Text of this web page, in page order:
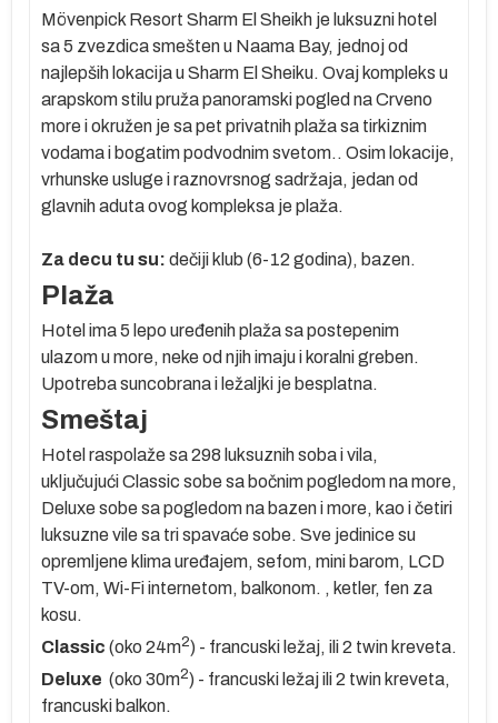
Mövenpick Resort Sharm El Sheikh je luksuzni hotel
sa 5 zvezdica smešten u Naama Bay, jednoj od
najlepših lokacija u Sharm El Sheiku. Ovaj kompleks u
arapskom stilu pruža panoramski pogled na Crveno
more i okružen je sa pet privatnih plaža sa tirkiznim
vodama i bogatim podvodnim svetom. . Osim lokacije,
vrhunske usluge i raznovrsnog sadržaja, jedan od
glavnih aduta ovog kompleksa je plaža.
Za decu tu su: dečiji klub (6-12 godina), bazen.
Plaža
Hotel ima 5 lepo uređenih plaža sa postepenim
ulazom u more, neke od njih imaju i koralni greben.
Upotreba suncobrana i ležaljki je besplatna.
Smeštaj
Hotel raspolaže sa 298 luksuznih soba i vila,
uključujući Classic sobe sa bočnim pogledom na more,
Deluxe sobe sa pogledom na bazen i more, kao i četiri
luksuzne vile sa tri spavaće sobe. Sve jedinice su
opremljene klima uređajem, sefom, mini barom, LCD
TV-om, Wi-Fi internetom, balkonom. , ketler, fen za
kosu.
Classic (oko 24m2) - francuski ležaj, ili 2 twin kreveta.
Deluxe (oko 30m2) - francuski ležaj ili 2 twin kreveta,
francuski balkon.